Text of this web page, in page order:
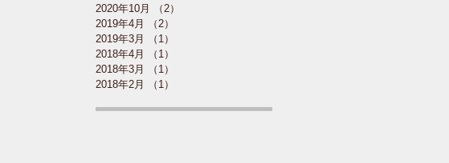
2020年10月
（2）
2019年4月
（2）
2019年3月
（1）
2018年4月
（1）
2018年3月
（1）
2018年2月
（1）